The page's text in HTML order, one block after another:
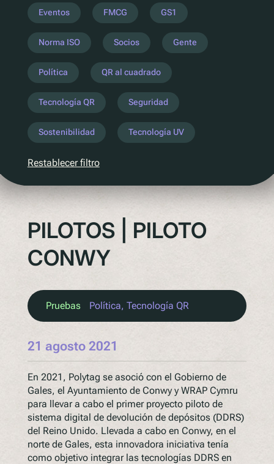
Aldi
One Water
Entender la próxima legislación
PPWR
SB54
EPR
ESPR
Contacto
Socios
QR al cuadrado de Polytag
Eventos FMCG GS1
Norma ISO Socios Gente
Política QR al cuadrado
Tecnología QR Seguridad
Sostenibilidad Tecnología UV
Restablecer filtro
PILOTOS | PILOTO
CONWY
Pruebas Política, Tecnología QR
21 agosto 2021
En 2021, Polytag se asoció con el Gobierno de
Gales, el Ayuntamiento de Conwy y WRAP Cymru
para llevar a cabo el primer proyecto piloto de
sistema digital de devolución de depósitos (DDRS)
del Reino Unido. Llevada a cabo en Conwy, en el
norte de Gales, esta innovadora iniciativa tenía
como objetivo integrar las tecnologías DDRS en